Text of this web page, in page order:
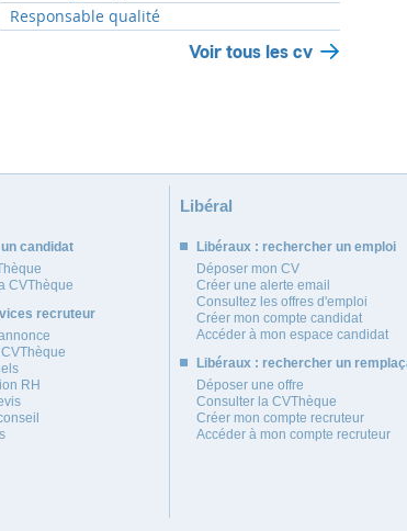
Responsable qualité
Voir tous les cv
candidat
CVThèque
recruteur
RH
Libéral
Libéraux : rechercher un emploi
Déposer mon CV
Créer une alerte email
Consultez les offres d'emploi
Créer mon compte candidat
Accéder à mon espace candidat
Libéraux : rechercher un
Déposer une offre
Consulter la CVThèque
Créer mon compte recruteur
Accéder à mon compte recruteur